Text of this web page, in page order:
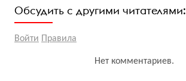
Обсудить с другими читателями:
Войти Правила
Нет комментариев.